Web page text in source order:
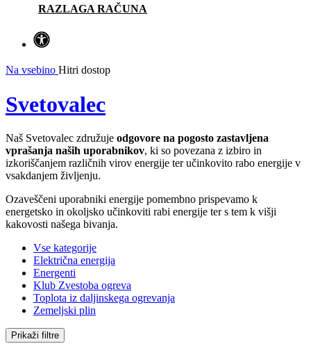
RAZLAGA RAČUNA
Na vsebino Hitri dostop
Svetovalec
Naš Svetovalec združuje odgovore na pogosto zastavljena
vprašanja naših uporabnikov, ki so povezana z izbiro in
izkoriščanjem različnih virov energije ter učinkovito rabo energije v
vsakdanjem življenju.
Ozaveščeni uporabniki energije pomembno prispevamo k
energetsko in okoljsko učinkoviti rabi energije ter s tem k višji
kakovosti našega bivanja.
Vse kategorije
Električna energija
Energenti
Klub Zvestoba ogreva
Toplota iz daljinskega ogrevanja
Zemeljski plin
Prikaži filtre